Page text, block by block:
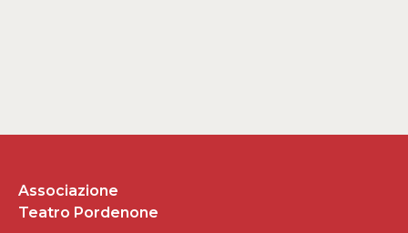
Associazione
Teatro Pordenone